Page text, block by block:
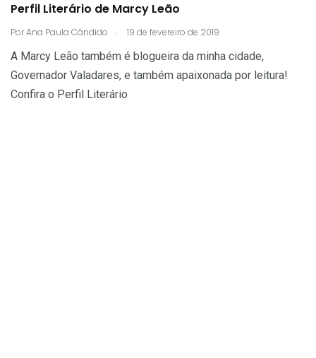
Perfil Literário de Marcy Leão
PorAna Paula Cândido . 19 de fevereiro de 2019
A Marcy Leão também é blogueira da minha cidade,
Governador Valadares, e também apaixonada por leitura!
Confira o Perfil Literário